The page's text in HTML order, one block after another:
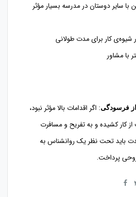
با سایر دوستان در مدرسه بسیار مؤثر
شیوه‌ی کار برای مدت طولانی
با مشاور
از فرسودگی: اگر اقدامات بالا مؤثر نبود،
کار کشیده و به تفریح و مسافرت
باید تحت نظر یک روانشناس به
پرداخت.